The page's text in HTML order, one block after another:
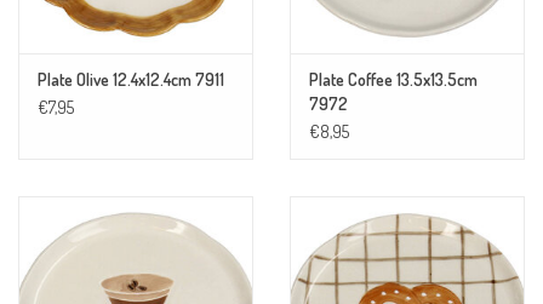
Plate Olive 12.4x12.4cm 7911
€7,95
Plate Coffee 13.5x13.5cm
7972
€8,95